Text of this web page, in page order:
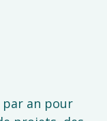
par an pour